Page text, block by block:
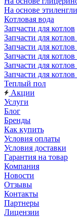
На основе
Котловая вода
Запчасти для котлов
Запчасти для
Запчасти для котлов
Запчасти для
Запчасти для
Запчасти для котлов
Теплый пол
Акции
Услуги
Блог
Бренды
Как купить
Условия оплаты
Условия доставки
Гарантия на товар
Компания
Новости
Отзывы
Контакты
Партнеры
Лицензии